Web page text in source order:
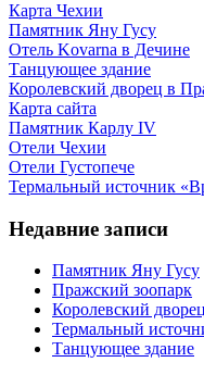
Карта Чехии
Памятник Яну Гусу
Отель Kovarna в Дечине
Танцующее здание
Королевский дворец в
Карта сайта
Памятник Карлу IV
Отели Чехии
Отели Густопече
Термальный источник
Недавние записи
Памятник Яну Гусу
Пражский зоопарк
Королевский
Термальный
Танцующее здание